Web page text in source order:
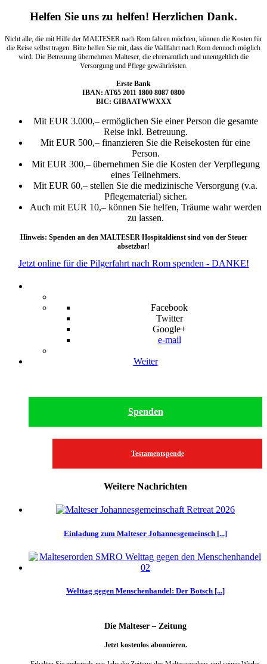
Helfen Sie uns zu helfen! Herzlichen Dank.
Nicht alle, die mit Hilfe der MALTESER nach Rom fahren möchten, können die Kosten für
die Reise selbst tragen. Bitte helfen Sie mit, dass die Wallfahrt nach Rom dennoch möglich
wird. Die Betreuung übernehmen Malteser, die ehrenamtlich und unentgeltlich die
Versorgung und Pflege gewährleisten.
Erste Bank
IBAN: AT65 2011 1800 8087 0800
BIC: GIBAATWWXXX
Mit EUR 3.000,– ermöglichen Sie einer Person die gesamte
Reise inkl. Betreuung.
Mit EUR 500,– finanzieren Sie die Reisekosten für eine
Person.
Mit EUR 300,– übernehmen Sie die Kosten der Verpflegung
eines Teilnehmers.
Mit EUR 60,– stellen Sie die medizinische Versorgung (v.a.
Pflegematerial) sicher.
Auch mit EUR 10,– können Sie helfen, Träume wahr werden
zu lassen.
Hinweis: Spenden an den MALTESER Hospitaldienst sind von der Steuer
absetzbar!
Jetzt online für die Pilgerfahrt nach Rom spenden - DANKE!
Facebook
Twitter
Google+
e-mail
Weiter
Spenden
Testamentspende
Weitere Nachrichten
Einladung zum Malteser Johannesgemeinsch [...]
Welttag gegen Menschenhandel: Der Botsch [...]
Die Malteser – Zeitung
Jetzt kostenlos abonnieren.